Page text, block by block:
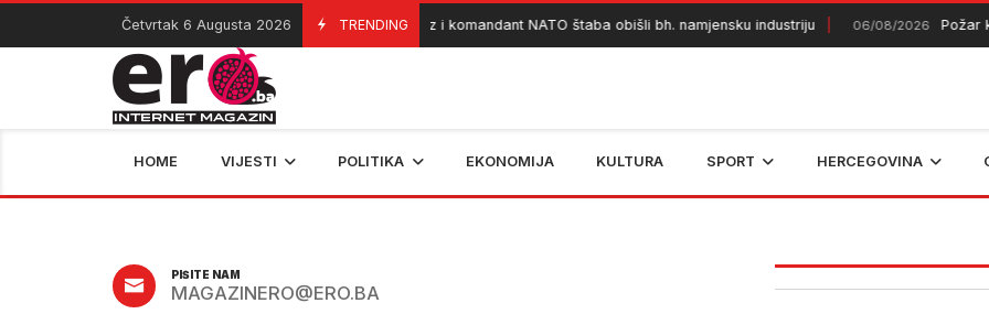
Četvrtak 6 Augusta 2026 TRENDING
06/08/2026 Helez i komandant NATO štaba obišli bh. namjensku industriju 06/08/2026 Požar
HOME VIJESTI POLITIKA EKONOMIJA KULTURA SPORT HERCEGOVINA
PIŠITE NAM
MAGAZINERO@ERO.BA